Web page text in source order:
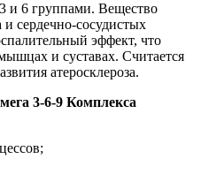
и 6 группами. Вещество
и сердечно-сосудистых
эффект, что
и суставах. Считается
атеросклероза.
3-6-9 Комплекса